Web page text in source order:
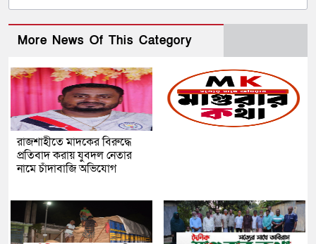
More News Of This Category
রাজশাহীতে মাদকের বিরুদ্ধে
প্রতিবাদ করায় যুবদল নেতার
নামে চাঁদাবাজি অভিযোগ